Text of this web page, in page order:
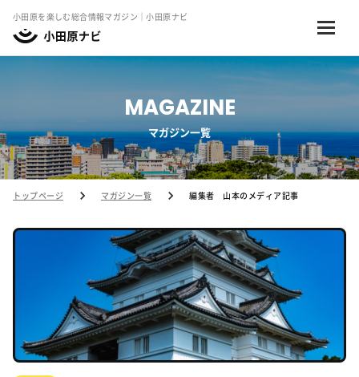
小田原を楽しむ総合情報マガジン｜小田原ナビ
MAGAZINE
マガジン一覧
トップページ マガジン一覧 編集者 山本のメディア記事